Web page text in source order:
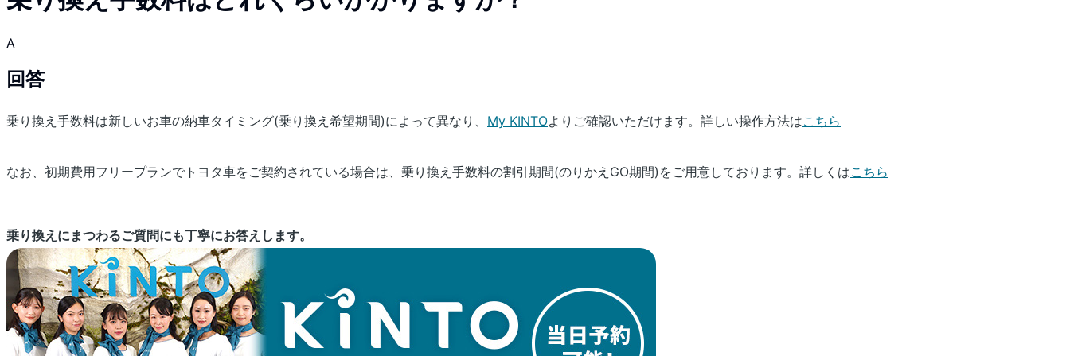
A
回答
乗り換え手数料は新しいお車の納車タイミング(乗り換え希望期間)によって異なり、 My KINTOよりご確認いただけます。詳しい操作方法はこちら
なお、初期費用フリープランでトヨタ車をご契約されている場合は、乗り換え手数料の割引期間(のりかえGO期間)をご用意しております。詳しくはこちら
乗り換えにまつわるご質問にも丁寧にお答えします。